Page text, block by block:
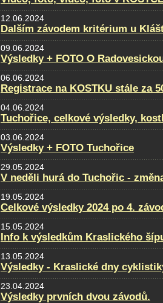
12.06.2024
Dalším závodem kritérium u
09.06.2024
Výsledky + FOTO O
06.06.2024
Registrace na KOSTKU stále za
04.06.2024
Tuchořice, celkové výsledky,
03.06.2024
Výsledky + FOTO Tuchořice
29.05.2024
V neděli hurá do Tuchořic -
19.05.2024
Celkové výsledky 2024 po 4.
15.05.2024
Info k výsledkům Kraslického
13.05.2024
Výsledky - Kraslické dny
23.04.2024
Výsledky prvních dvou závodů.